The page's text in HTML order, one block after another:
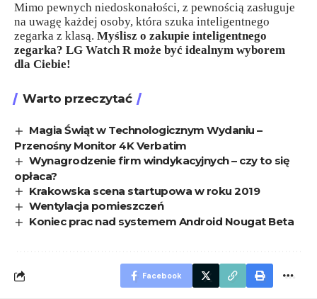
Mimo pewnych niedoskonałości, z pewnością zasługuje
na uwagę każdej osoby, która szuka inteligentnego
zegarka z klasą. Myślisz o zakupie inteligentnego
zegarka? LG Watch R może być idealnym wyborem
dla Ciebie!
Warto przeczytać
Magia Świąt w Technologicznym Wydaniu –
Przenośny Monitor 4K Verbatim
Wynagrodzenie firm windykacyjnych – czy to się
opłaca?
Krakowska scena startupowa w roku 2019
Wentylacja pomieszczeń
Koniec prac nad systemem Android Nougat Beta
Facebook